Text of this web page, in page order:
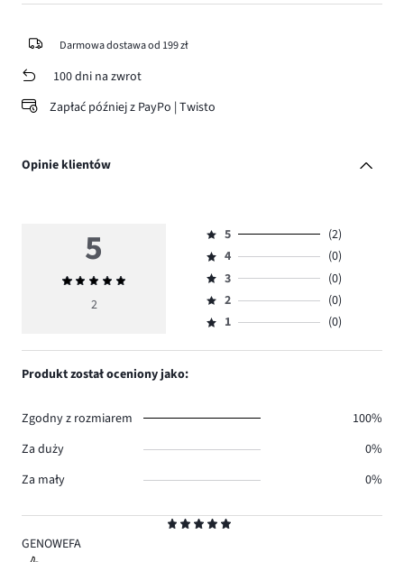
Darmowa dostawa od 199 zł
100 dni na zwrot
Zapłać później z PayPo | Twisto
Opinie klientów
5
GENOWEFA
5
Średnia
ocena
2
Ocena
5,
ilość
głosów
2.
5
(2)
Ocena
4,
ilość
głosów
4
(0)
Ocena
3,
ilość
3
(0)
Ocena
2,
2
(0)
Ocena
1,
1 (0)
Produkt został oceniony jako:
Zgodny z rozmiarem
100%
Za duży
0%
Za mały
0%